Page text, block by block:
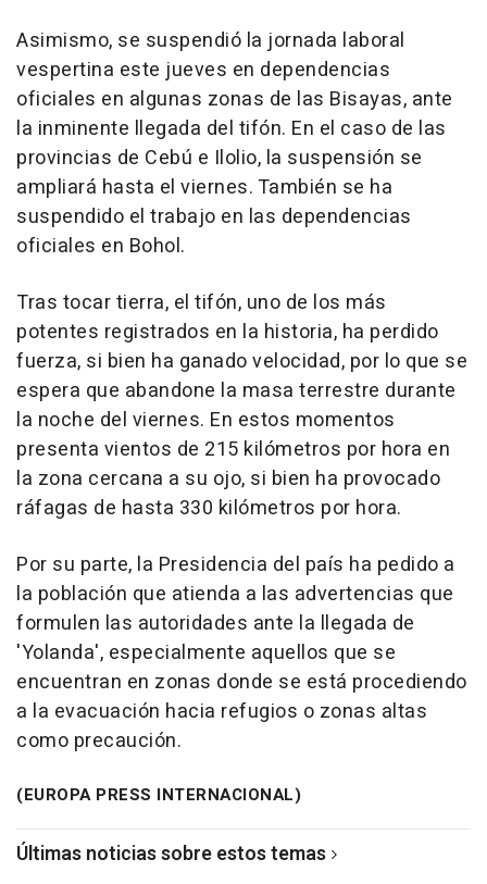
Asimismo, se suspendió la jornada laboral
vespertina este jueves en dependencias
oficiales en algunas zonas de las Bisayas, ante
la inminente llegada del tifón. En el caso de las
provincias de Cebú e Ilolio, la suspensión se
ampliará hasta el viernes. También se ha
suspendido el trabajo en las dependencias
oficiales en Bohol.
Tras tocar tierra, el tifón, uno de los más
potentes registrados en la historia, ha perdido
fuerza, si bien ha ganado velocidad, por lo que se
espera que abandone la masa terrestre durante
la noche del viernes. En estos momentos
presenta vientos de 215 kilómetros por hora en
la zona cercana a su ojo, si bien ha provocado
ráfagas de hasta 330 kilómetros por hora.
Por su parte, la Presidencia del país ha pedido a
la población que atienda a las advertencias que
formulen las autoridades ante la llegada de
'Yolanda', especialmente aquellos que se
encuentran en zonas donde se está procediendo
a la evacuación hacia refugios o zonas altas
como precaución.
(EUROPA PRESS INTERNACIONAL)
Últimas noticias sobre estos temas